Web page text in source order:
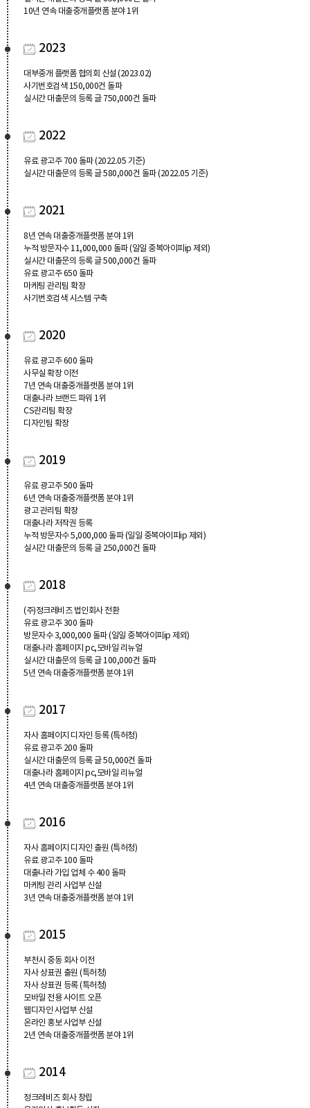
10년 연속 대출중개플랫폼 분야 1위
2023
대부중개 플랫폼 협의회 신설 (2023.02)
사기번호검색 150,000건 돌파
실시간 대출문의 등록 글 750,000건 돌파
2022
유료 광고주 700 돌파 (2022.05 기준)
실시간 대출문의 등록 글 580,000건 돌파 (2022.05 기준)
2021
8년 연속 대출중개플랫폼 분야 1위
누적 방문자수 11,000,000 돌파 (일일 중복아이피ip 제외)
실시간 대출문의 등록 글 500,000건 돌파
유료 광고주 650 돌파
마케팅 관리팀 확장
사기번호검색 시스템 구축
2020
유료 광고주 600 돌파
사무실 확장 이전
7년 연속 대출중개플랫폼 분야 1위
대출나라 브랜드 파워 1위
CS관리팀 확장
디자인팀 확장
2019
유료 광고주 500 돌파
6년 연속 대출중개플랫폼 분야 1위
광고 관리팀 확장
대출나라 저작권 등록
누적 방문자수 5,000,000 돌파 (일일 중복아이피ip 제외)
실시간 대출문의 등록 글 250,000건 돌파
2018
(주)정크레비즈 법인회사 전환
유료 광고주 300 돌파
방문자수 3,000,000 돌파 (일일 중복아이피ip 제외)
대출나라 홈페이지 pc,모바일 리뉴얼
실시간 대출문의 등록 글 100,000건 돌파
5년 연속 대출중개플랫폼 분야 1위
2017
자사 홈페이지 디자인 등록 (특허청)
유료 광고주 200 돌파
실시간 대출문의 등록 글 50,000건 돌파
대출나라 홈페이지 pc,모바일 리뉴얼
4년 연속 대출중개플랫폼 분야 1위
2016
자사 홈페이지 디자인 출원 (특허청)
유료 광고주 100 돌파
대출나라 가입 업체 수 400 돌파
마케팅 관리 사업부 신설
3년 연속 대출중개플랫폼 분야 1위
2015
부천시 중동 회사 이전
자사 상표권 출원 (특허청)
자사 상표권 등록 (특허청)
모바일 전용 사이트 오픈
웹디자인 사업부 신설
온라인 홍보 사업부 신설
2년 연속 대출중개플랫폼 분야 1위
2014
정크레비즈 회사 창립